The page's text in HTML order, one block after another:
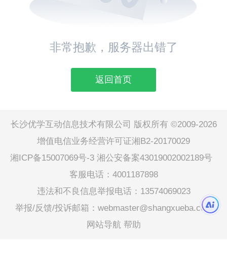
非常抱歉，服务器出错了
返回首页
长沙优学互动信息技术有限公司 版权所有 ©2009-2026
增值电信业务经营许可证湘B2-20170029
湘ICP备15007069号-3 湘公安备案43019002002189号
客服电话：4001187898
违法和不良信息举报电话：13574069023
举报/反馈/投诉邮箱：webmaster@shangxueba.com
网站导航 帮助